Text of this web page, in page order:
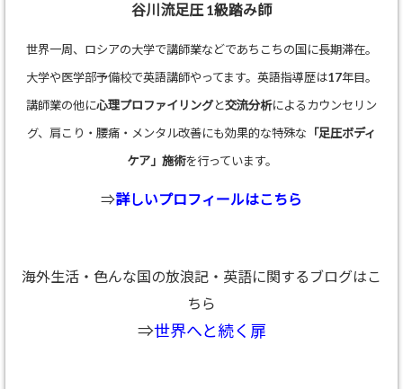
谷川流足圧 1級踏み師
世界一周、ロシアの大学で講師業などであちこちの国に長期滞在。
大学や医学部予備校で英語講師やってます。英語指導歴は17年目。
講師業の他に心理プロファイリングと交流分析によるカウンセリン
グ、肩こり・腰痛・メンタル改善にも効果的な特殊な 「足圧ボディ
ケア」施術を行っています。
⇒詳しいプロフィールはこちら
海外生活・色んな国の放浪記・英語に関するブログはこ
ちら
⇒世界へと続く扉